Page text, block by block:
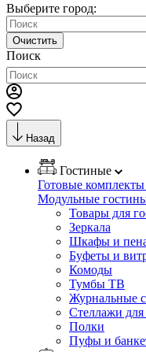
Выберите город:
Очистить
Поиск
Назад
Гостиные
Готовые
Модульные
Товары для
Зеркала
Шкафы и
Буфеты и
Комоды
Тумбы ТВ
Журнальные
Стеллажи для
Полки
Пуфы и